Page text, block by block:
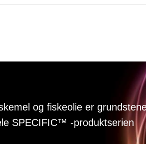
og fiskeolie er
SPECIFIC™ -produktserien